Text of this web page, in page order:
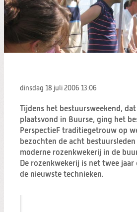
dinsdag 18 juli 2006 13:06
Tijdens het bestuursweekend,
plaatsvond in Buurse, ging het
PerspectieF traditiegetrouw op
bezochten de acht bestuursleden
moderne rozenkwekerij in de
De rozenkwekerij is net twee
de nieuwste technieken.